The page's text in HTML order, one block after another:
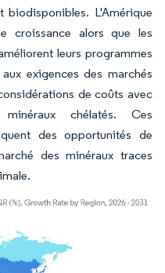
L'Amérique
croissance alors que les
leurs programmes
exigences des marchés
de coûts avec
chélatés. Ces
des opportunités de
des minéraux traces